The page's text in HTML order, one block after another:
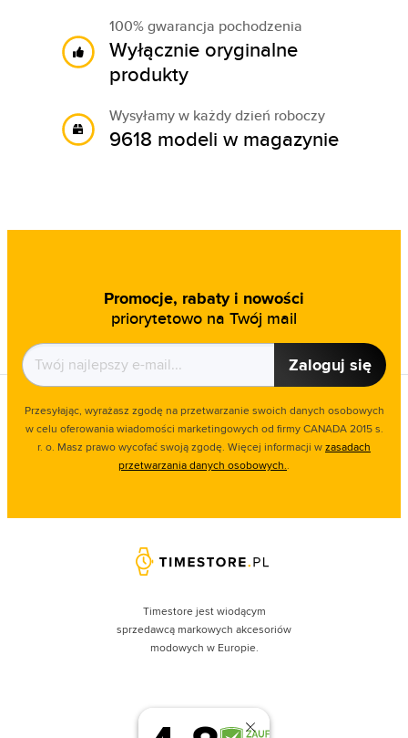
100% gwarancja pochodzenia
Wyłącznie oryginalne
produkty
Wysyłamy w każdy dzień roboczy
9618 modeli w magazynie
Promocje, rabaty i nowości
priorytetowo na Twój mail
Zaloguj się
Przesyłając, wyrażasz zgodę na przetwarzanie swoich danych osobowych
w celu oferowania wiadomości marketingowych od firmy CANADA 2015 s.
r. o. Masz prawo wycofać swoją zgodę. Więcej informacji wzasadach
przetwarzania danych osobowych..
Timestore jest wiodącym
sprzedawcą markowych akcesoriów
modowych w Europie.